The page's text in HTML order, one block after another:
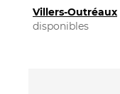
Villers-Outréaux
disponibles